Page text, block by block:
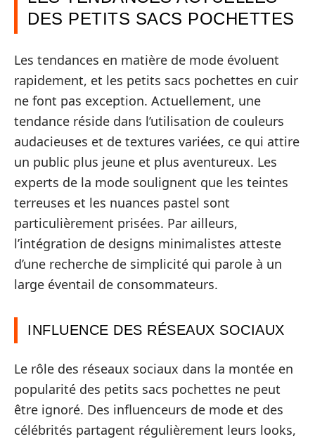
DES PETITS SACS POCHETTES
Les tendances en matière de mode évoluent
rapidement, et les petits sacs pochettes en cuir
ne font pas exception. Actuellement, une
tendance réside dans l’utilisation de couleurs
audacieuses et de textures variées, ce qui attire
un public plus jeune et plus aventureux. Les
experts de la mode soulignent que les teintes
terreuses et les nuances pastel sont
particulièrement prisées. Par ailleurs,
l’intégration de designs minimalistes atteste
d’une recherche de simplicité qui parole à un
large éventail de consommateurs.
INFLUENCE DES RÉSEAUX SOCIAUX
Le rôle des réseaux sociaux dans la montée en
popularité des petits sacs pochettes ne peut
être ignoré. Des influenceurs de mode et des
célébrités partagent régulièrement leurs looks,